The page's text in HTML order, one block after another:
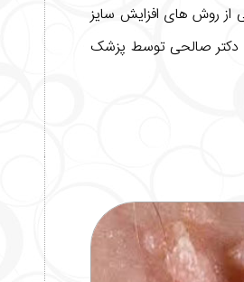
از روش های افزایش سایز
دکتر صالحی توسط پزشک